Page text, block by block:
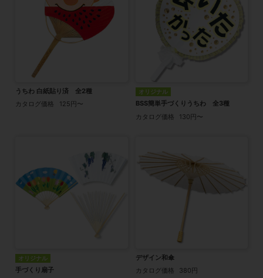
うちわ 白紙貼り済 全2種
カタログ価格
125円〜
オリジナル
BSS簡単手づくりうちわ 全3種
カタログ価格
130円〜
オリジナル
手づくり扇子
デザイン和傘
カタログ価格
380円